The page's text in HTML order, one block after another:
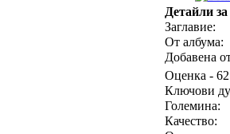
Детайли
Заглавие:
От албума:
Добавена
Оценка - 62
Ключови
Големина:
Качество: